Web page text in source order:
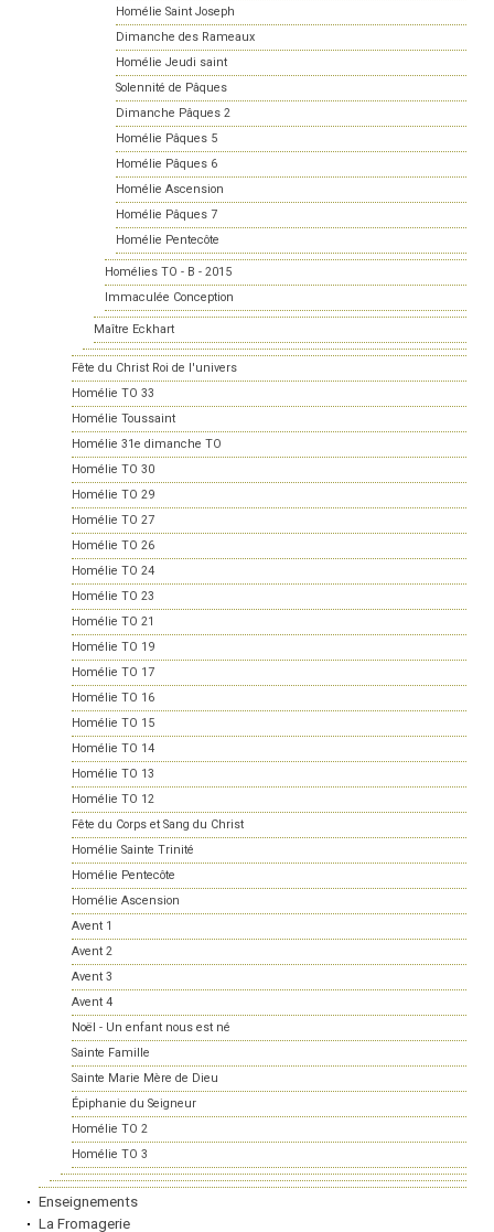
Homélie Saint Joseph
Dimanche des Rameaux
Homélie Jeudi saint
Solennité de Pâques
Dimanche Pâques 2
Homélie Pâques 5
Homélie Pâques 6
Homélie Ascension
Homélie Pâques 7
Homélie Pentecôte
Homélies TO - B - 2015
Immaculée Conception
Maître Eckhart
Fête du Christ Roi de l'univers
Homélie TO 33
Homélie Toussaint
Homélie 31e dimanche TO
Homélie TO 30
Homélie TO 29
Homélie TO 27
Homélie TO 26
Homélie TO 24
Homélie TO 23
Homélie TO 21
Homélie TO 19
Homélie TO 17
Homélie TO 16
Homélie TO 15
Homélie TO 14
Homélie TO 13
Homélie TO 12
Fête du Corps et Sang du Christ
Homélie Sainte Trinité
Homélie Pentecôte
Homélie Ascension
Avent 1
Avent 2
Avent 3
Avent 4
Noël - Un enfant nous est né
Sainte Famille
Sainte Marie Mère de Dieu
Épiphanie du Seigneur
Homélie TO 2
Homélie TO 3
Enseignements
La Fromagerie